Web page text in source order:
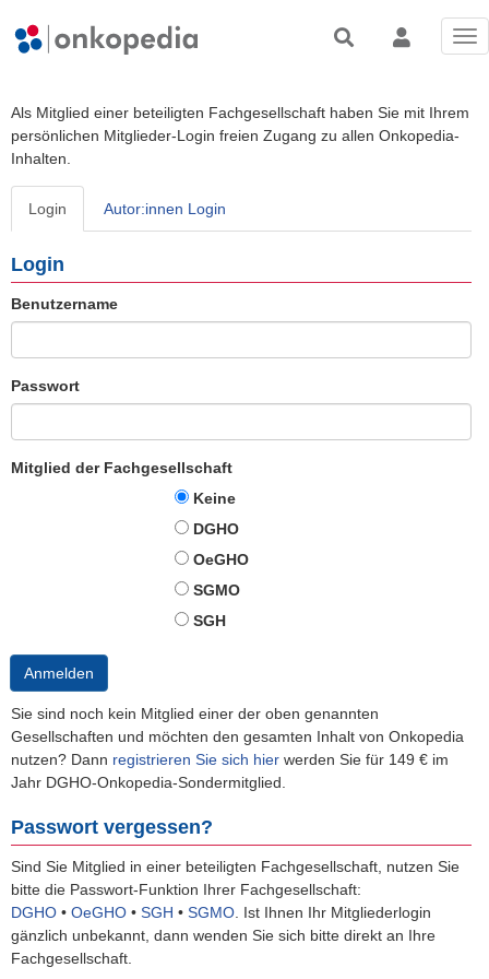
Als Mitglied einer beteiligten Fachgesellschaft haben Sie mit Ihrem
persönlichen Mitglieder-Login freien Zugang zu allen Onkopedia-
Inhalten.
Login Autor:innen Login
Login
Benutzername
Passwort
Mitglied der Fachgesellschaft
Keine
DGHO
OeGHO
SGMO
SGH
Anmelden
Sie sind noch kein Mitglied einer der oben genannten
Gesellschaften und möchten den gesamten Inhalt von Onkopedia
nutzen? Dann registrieren Sie sich hier werden Sie für 149 € im
Jahr DGHO-Onkopedia-Sondermitglied.
Passwort vergessen?
Sind Sie Mitglied in einer beteiligten Fachgesellschaft, nutzen Sie
bitte die Passwort-Funktion Ihrer Fachgesellschaft:
DGHO • OeGHO • SGH • SGMO Ist Ihnen Ihr Mitgliederlogin
gänzlich unbekannt, dann wenden Sie sich bitte direkt an Ihre
Fachgesellschaft.